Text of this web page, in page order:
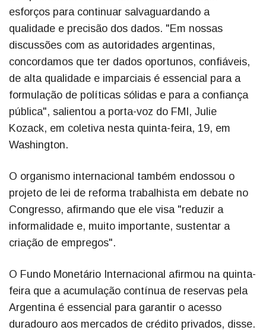
esforços para continuar salvaguardando a
qualidade e precisão dos dados. "Em nossas
discussões com as autoridades argentinas,
concordamos que ter dados oportunos, confiáveis,
de alta qualidade e imparciais é essencial para a
formulação de políticas sólidas e para a confiança
pública", salientou a porta-voz do FMI, Julie
Kozack, em coletiva nesta quinta-feira, 19, em
Washington.
O organismo internacional também endossou o
projeto de lei de reforma trabalhista em debate no
Congresso, afirmando que ele visa "reduzir a
informalidade e, muito importante, sustentar a
criação de empregos".
O Fundo Monetário Internacional afirmou na quinta-
feira que a acumulação contínua de reservas pela
Argentina é essencial para garantir o acesso
duradouro aos mercados de crédito privados, disse.